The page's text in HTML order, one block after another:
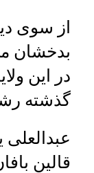
از سوی
بدخشان
در این
گذشته
قالین‌